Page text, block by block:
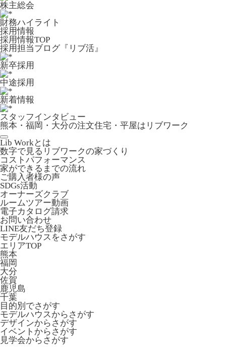
株主総会
財務ハイライト
採用情報
採用情報TOP
採用担当ブログ『リブ活』
新卒採用
中途採用
新着情報
スタッフインタビュー
熊本・福岡・大分の注文住宅・平屋はリブワーク
Lib Workとは
数字で見るリブワークの家づくり
コストパフォーマンス
家ができるまでの流れ
ご購入者様の声
SDGs活動
オーナーズクラブ
ルームツアー動画
電子カタログ請求
お問い合わせ
LINE友だち登録
モデルハウスをさがす
エリアTOP
熊本
福岡
大分
佐賀
鹿児島
千葉
目的別でさがす
モデルハウスからさがす
デザインからさがす
イベントからさがす
見学会からさがす